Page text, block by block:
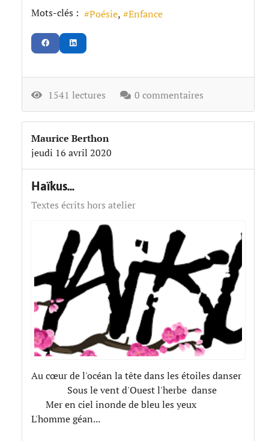
Mots-clés : Poésie Enfance
1541 lectures 0 commentaires
Maurice Berthon
jeudi 16 avril 2020
Haïkus...
Textes écrits hors atelier
Au cœur de l'océan la tête dans les étoiles danser
Sous le vent d'Ouest l'herbe danse
Mer en ciel inonde de bleu les yeux
L'homme géan...